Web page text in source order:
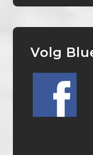
Volg